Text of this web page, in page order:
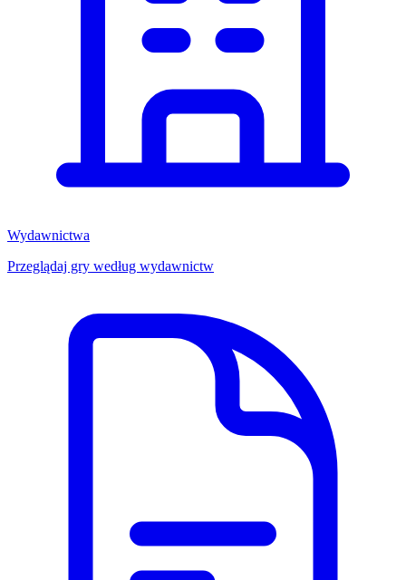
Wydawnictwa
Przeglądaj gry według wydawnictw